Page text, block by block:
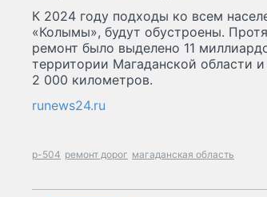
К 2024 году подходы ко всем
«Колымы», будут обустроены.
ремонт было выделено 11
территории Магаданской области
2 000 километров.
runews24.ru
р-504 ремонт дорог магаданская область